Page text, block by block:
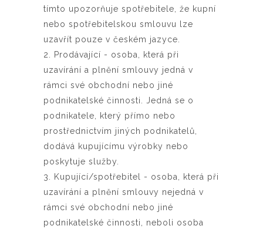
tímto upozorňuje spotřebitele, že kupní
nebo spotřebitelskou smlouvu lze
uzavřít pouze v českém jazyce.
2. Prodávající - osoba, která při
uzavírání a plnění smlouvy jedná v
rámci své obchodní nebo jiné
podnikatelské činnosti. Jedná se o
podnikatele, který přímo nebo
prostřednictvím jiných podnikatelů,
dodává kupujícímu výrobky nebo
poskytuje služby.
3. Kupující/spotřebitel - osoba, která při
uzavírání a plnění smlouvy nejedná v
rámci své obchodní nebo jiné
podnikatelské činnosti, neboli osoba